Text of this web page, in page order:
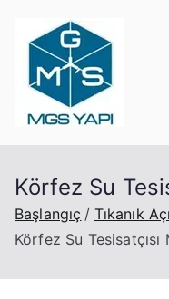
Körfez Su
Başlangıç
Tıkanık
Körfez Su Tesisatçısı